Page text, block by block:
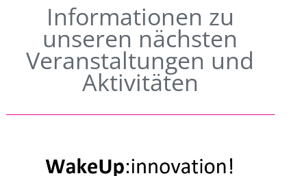
Informationen zu
unseren nächsten
Veranstaltungen und
Aktivitäten